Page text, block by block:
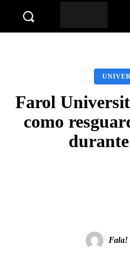
Farol
como
Fala!